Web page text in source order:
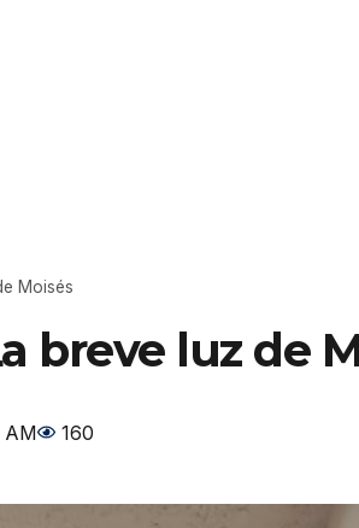
Moisés
breve luz de
AM 160